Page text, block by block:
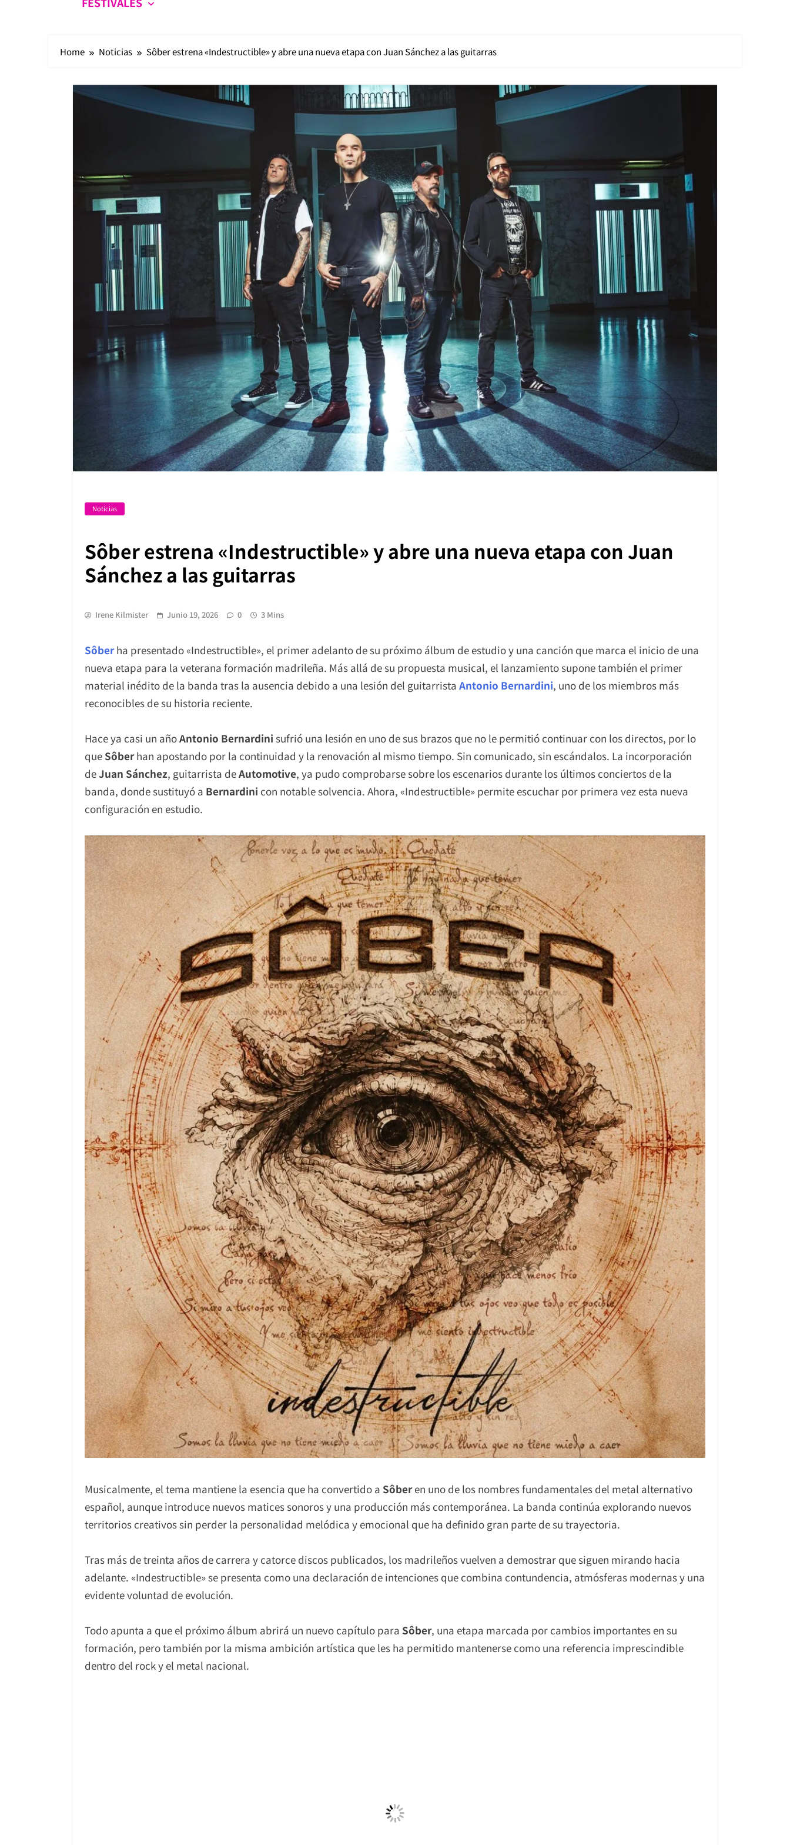
Home Noticias Sôber estrena «Indestructible» y abre una nueva etapa con Juan Sánchez a las guitarras
Noticias
Sôber estrena «Indestructible» y abre una nueva etapa con Juan
Sánchez a las guitarras
Irene Kilmister Junio 19, 2026 0 3 Mins
Sôberha presentado «Indestructible», el primer adelanto de su próximo álbum de estudio y una canción que marca el inicio de una
nueva etapa para la veterana formación madrileña. Más allá de su propuesta musical, el lanzamiento supone también el primer
material inédito de la banda tras la ausencia debido a una lesión del guitarrista Antonio Bernardini, uno de los miembros más
reconocibles de su historia reciente.
Hace ya casi un añoAntonio Bernardini sufrió una lesión en uno de sus brazos que no le permitió continuar con los directos, por lo
que Sôberhan apostando por la continuidad y la renovación al mismo tiempo. Sin comunicado, sin escándalos. La incorporación
deJuan Sánchez, guitarrista deAutomotive, ya pudo comprobarse sobre los escenarios durante los últimos conciertos de la
banda, donde sustituyó a Bernardini con notable solvencia. Ahora, «Indestructible» permite escuchar por primera vez esta nueva
configuración en estudio.
Musicalmente, el tema mantiene la esencia que ha convertido a Sôberen uno de los nombres fundamentales del metal alternativo
español, aunque introduce nuevos matices sonoros y una producción más contemporánea. La banda continúa explorando nuevos
territorios creativos sin perder la personalidad melódica y emocional que ha definido gran parte de su trayectoria.
Tras más de treinta años de carrera y catorce discos publicados, los madrileños vuelven a demostrar que siguen mirando hacia
adelante. «Indestructible» se presenta como una declaración de intenciones que combina contundencia, atmósferas modernas y una
evidente voluntad de evolución.
Todo apunta a que el próximo álbum abrirá un nuevo capítulo para Sôber, una etapa marcada por cambios importantes en su
formación, pero también por la misma ambición artística que les ha permitido mantenerse como una referencia imprescindible
dentro del rock y el metal nacional.